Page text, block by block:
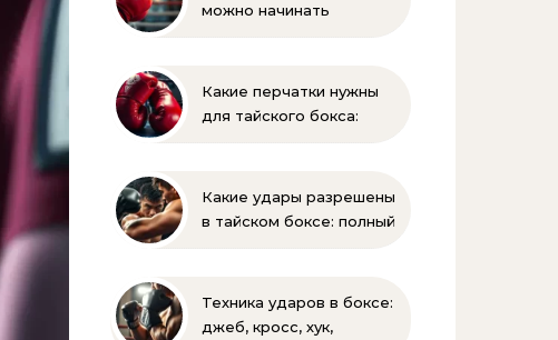
можно начинать
для родителей
Какие перчатки нужны
для тайского бокса:
Какие удары разрешены
в тайском боксе: полный
Техника ударов в боксе:
джеб, кросс, хук,